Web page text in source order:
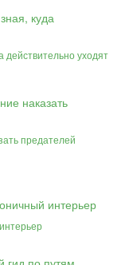
действительно уходят
предателей